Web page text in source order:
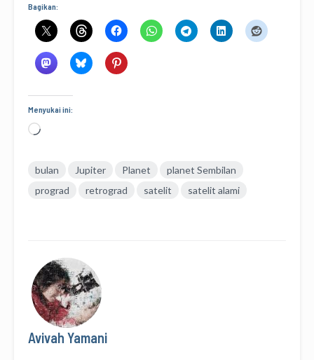
Bagikan:
Menyukai ini:
Memuat...
bulan Jupiter Planet
planet Sembilan
prograd
retrograd satelit satelit alami
Avivah Yamani